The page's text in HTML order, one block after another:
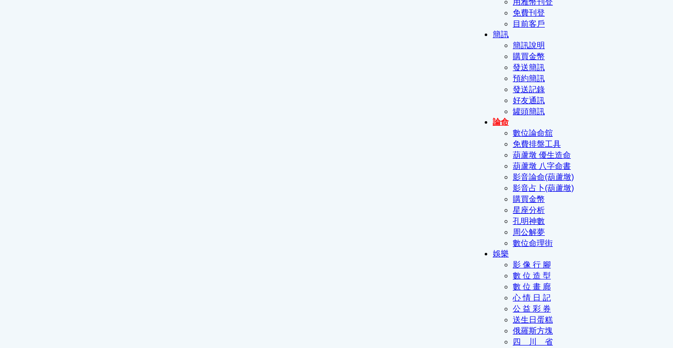
用雅幣刊登
免費刊登
目前客戶
簡訊
簡訊說明
購買金幣
發送簡訊
預約簡訊
發送記錄
好友通訊
罐頭簡訊
論命
數位論命舘
免費排盤工具
葫蘆墩 優生造命
葫蘆墩 八字命書
影音論命(葫蘆墩)
影音占卜(葫蘆墩)
購買金幣
星座分析
孔明神數
周公解夢
數位命理街
娛樂
影 像 行 腳
數 位 造 型
數 位 畫 廊
心 情 日 記
公 益 彩 券
送生日蛋糕
俄羅斯方塊
四 川 省